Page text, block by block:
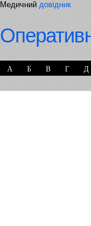
Медичний довідник
А Б В Г Д